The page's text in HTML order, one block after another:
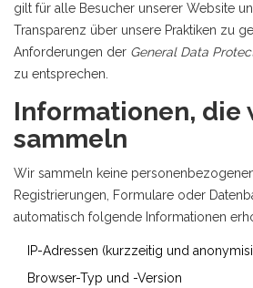
gilt für alle Besucher unserer Website
Transparenz über unsere Praktiken zu
Anforderungen der General Data
zu entsprechen.
Informationen, die
sammeln
Wir sammeln keine
Registrierungen, Formulare oder
automatisch folgende Informationen
IP-Adressen (kurzzeitig und
Browser-Typ und -Version